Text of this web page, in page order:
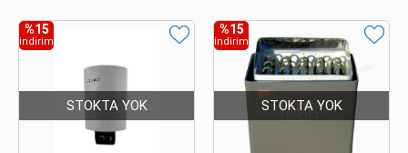
%15
indirim
STOKTA YOK
%15
indirim
STOKTA YOK